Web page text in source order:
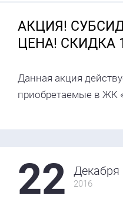
АКЦИЯ!
ЦЕНА! СКИДКА
Данная акция
приобретаемые в ЖК
22 Декабря
2016